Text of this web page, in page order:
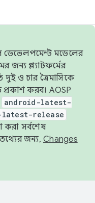
ডেভেলপমেন্ট মডেলের
জন্য প্ল্যাটফর্মের
দুই ও চার ত্রৈমাসিকে
করব। AOSP
android-latest-
latest-release
করা সর্বশেষ
জন্য, Changes